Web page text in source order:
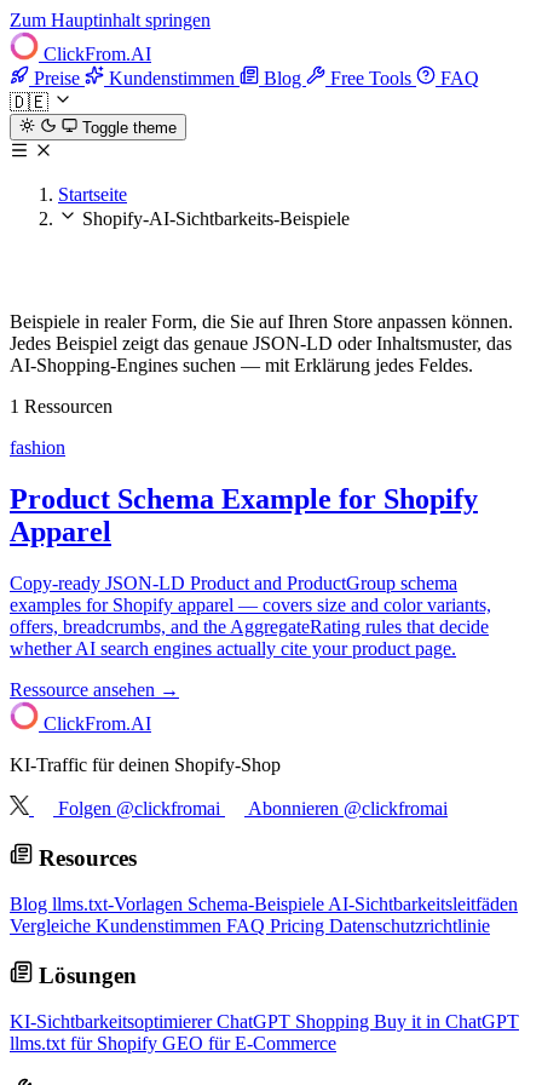
Zum Hauptinhalt springen
ClickFrom.AI
Preise
Kundenstimmen Blog Free Tools
FAQ
🇩🇪
Toggle theme
Startseite
Shopify-AI-Sichtbarkeits-Beispiele
Beispiele in realer Form, die Sie auf Ihren Store anpassen können.
Jedes Beispiel zeigt das genaue JSON-LD oder Inhaltsmuster, das
AI-Shopping-Engines suchen — mit Erklärung jedes Feldes.
1 Ressourcen
fashion
Product Schema Example for Shopify
Apparel
Copy-ready JSON-LD Product and ProductGroup schema
examples for Shopify apparel — covers size and color variants,
offers, breadcrumbs, and the AggregateRating rules that decide
whether AI search engines actually cite your product page.
Ressource ansehen →
ClickFrom.AI
KI-Traffic für deinen Shopify-Shop
Folgen @clickfromai Abonnieren @clickfromai
Resources
Blog llms.txt-Vorlagen Schema-Beispiele AI-Sichtbarkeitsleitfäden
Vergleiche Kundenstimmen FAQ Pricing Datenschutzrichtlinie
Lösungen
KI-SichtbarkeitsoptimiererChatGPT Shopping Buy it in ChatGPT
llms.txt für Shopify GEO für E-Commerce